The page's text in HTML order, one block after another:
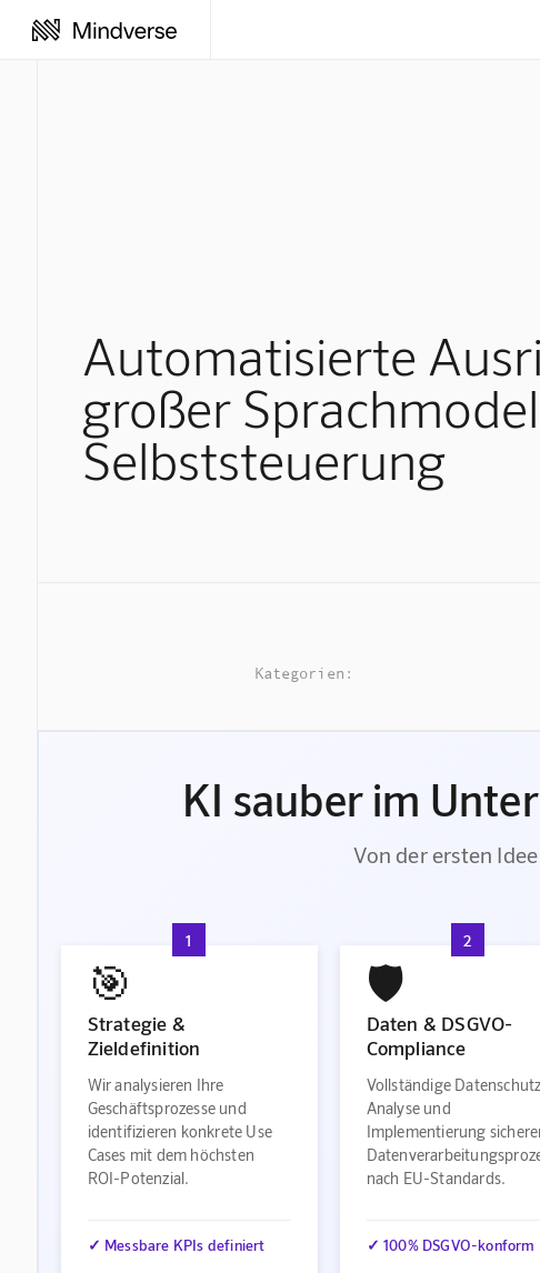
Automatisierte
großer
Selbststeuerung
Kategorien:
KI sauber im
Von der ersten
1
🎯
Strategie &
Zieldefinition
Wir analysieren Ihre
Geschäftsprozesse und
identifizieren konkrete Use
Cases mit dem höchsten
ROI-Potenzial.
✓ Messbare KPIs definiert
2
🛡️
Daten & DSGVO-
Compliance
Vollständige
Analyse und
Implementierung
nach EU-Standards.
✓ 100% DSGVO-konform